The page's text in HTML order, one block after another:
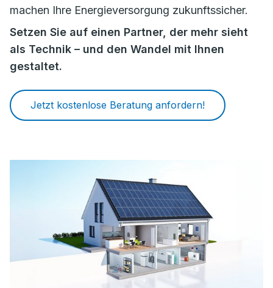
machen Ihre Energieversorgung zukunftssicher.
Setzen Sie auf einen Partner, der mehr sieht
als Technik – und den Wandel mit Ihnen
gestaltet.
Jetzt kostenlose Beratung anfordern!